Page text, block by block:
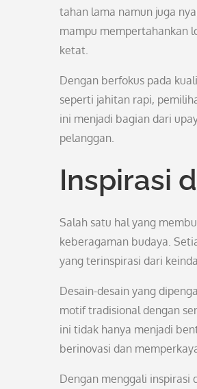
tahan lama namun juga
mampu mempertahankan
ketat.
Dengan berfokus pada
seperti jahitan rapi,
ini menjadi bagian dari
pelanggan.
Inspirasi
Salah satu hal yang
keberagaman budaya.
yang terinspirasi dari
Desain-desain yang
motif tradisional dengan
ini tidak hanya menjadi
berinovasi dan
Dengan menggali inspirasi